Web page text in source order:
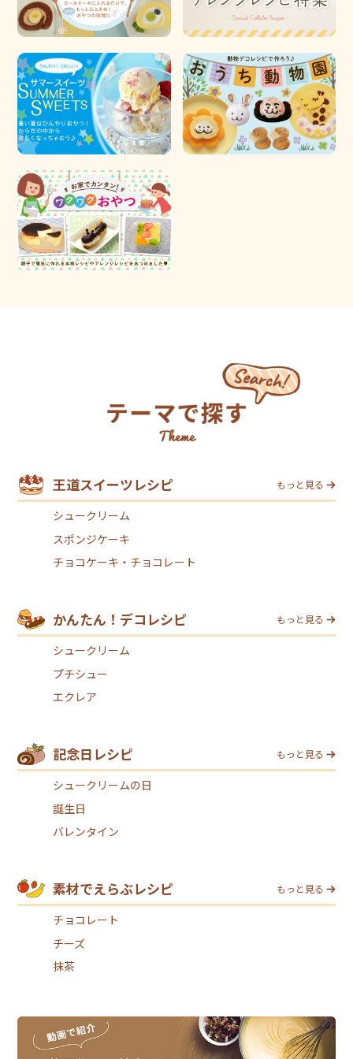
王道スイーツレシピ もっと見る
シュークリーム
スポンジケーキ
チョコケーキ・チョコレート
かんたん！デコレシピ もっと見る
シュークリーム
プチシュー
エクレア
記念日レシピ もっと見る
シュークリームの日
誕生日
バレンタイン
素材でえらぶレシピ もっと見る
チョコレート
チーズ
抹茶